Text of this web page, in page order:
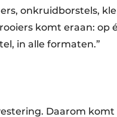
onkruidborstels,
komt eraan: op
in alle formaten.”
Daarom komt